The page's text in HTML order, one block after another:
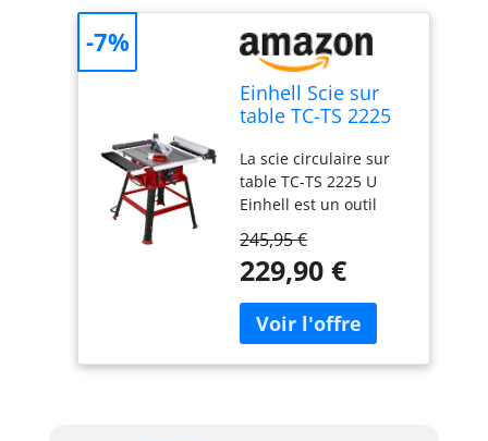
Einhell Scie sur
table TC-TS 2225
La scie circulaire sur
table TC-TS 2225 U
Einhell est un outil
utilisation précise et
flexible. Avec une
de 2 200 W, la scie
circulaire sur table
permet d’obtenir une
245,95 €
229,90 €
-7%